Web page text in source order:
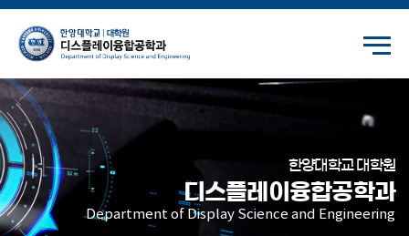
한양대학교 대학원
디스플레이융합공학과
Department of Display Science and Engineering